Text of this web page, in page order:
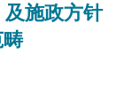
及施政方针